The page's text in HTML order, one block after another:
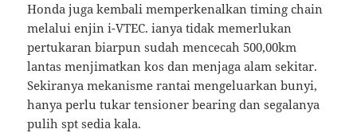
Honda juga kembali memperkenalkan timing chain
melalui enjin i-VTEC. ianya tidak memerlukan
pertukaran biarpun sudah mencecah 500,00km
lantas menjimatkan kos dan menjaga alam sekitar.
Sekiranya mekanisme rantai mengeluarkan bunyi,
hanya perlu tukar tensioner bearing dan segalanya
pulih spt sedia kala.